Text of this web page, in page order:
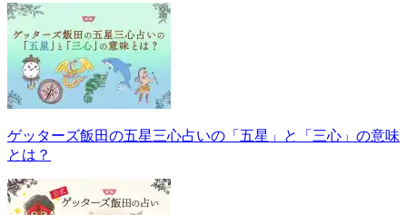
い。
ゲッターズ飯田の五星三心占いの「五星」と「三心」の意味
とは？